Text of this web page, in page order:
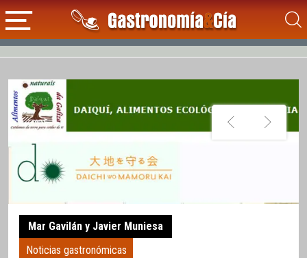
Mar Gavilán y Javier Muniesa
Noticias gastronómicas